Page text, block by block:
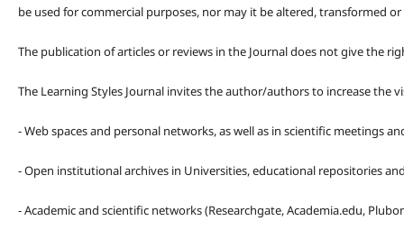
be used for commercial purposes, nor may it be altered, transformed
The publication of articles or reviews in the Journal does not give the
The Learning Styles Journal invites the author/authors to increase the
- Web spaces and personal networks, as well as in scientific meetings
- Open institutional archives in Universities, educational repositories
- Academic and scientific networks (Researchgate, Academia.edu,